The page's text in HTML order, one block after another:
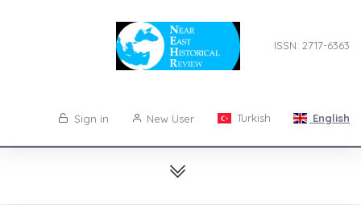
ISSN: 2717-6363
Sign in New User Turkish English